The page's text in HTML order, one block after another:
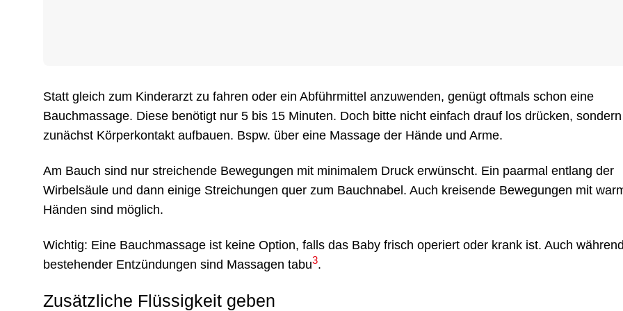
Statt gleich zum Kinderarzt zu fahren oder ein Abführmittel anzuwenden, genügt oftmals schon eine
Bauchmassage. Diese benötigt nur 5 bis 15 Minuten. Doch bitte nicht einfach drauf los drücken, sondern
zunächst Körperkontakt aufbauen. Bspw. über eine Massage der Hände und Arme.
Am Bauch sind nur streichende Bewegungen mit minimalem Druck erwünscht. Ein paarmal entlang der
Wirbelsäule und dann einige Streichungen quer zum Bauchnabel. Auch kreisende Bewegungen mit
Händen sind möglich.
Wichtig: Eine Bauchmassage ist keine Option, falls das Baby frisch operiert oder krank ist. Auch während
bestehender Entzündungen sind Massagen tabu3.
Zusätzliche Flüssigkeit geben